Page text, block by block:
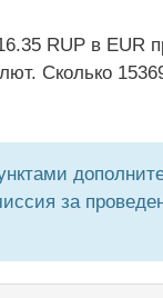
RUP в EUR
Сколько
за